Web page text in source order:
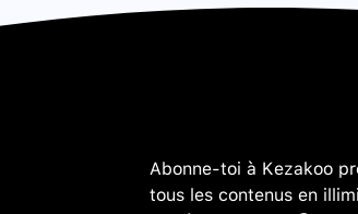
Abonne-toi à Kezakoo
tous les contenus en